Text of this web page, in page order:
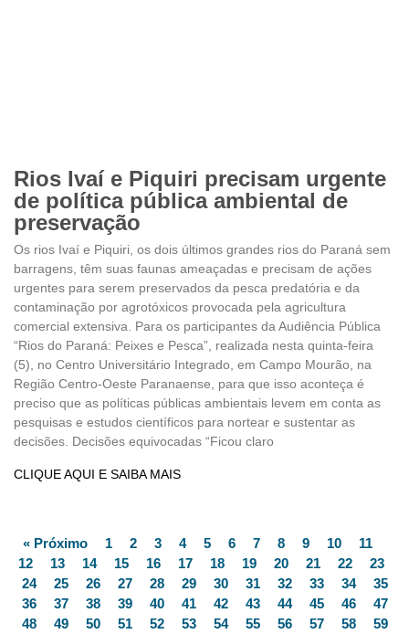
Rios Ivaí e Piquiri precisam urgente
de política pública ambiental de
preservação
Os rios Ivaí e Piquiri, os dois últimos grandes rios do Paraná sem
barragens, têm suas faunas ameaçadas e precisam de ações
urgentes para serem preservados da pesca predatória e da
contaminação por agrotóxicos provocada pela agricultura
comercial extensiva. Para os participantes da Audiência Pública
“Rios do Paraná: Peixes e Pesca”, realizada nesta quinta-feira
(5), no Centro Universitário Integrado, em Campo Mourão, na
Região Centro-Oeste Paranaense, para que isso aconteça é
preciso que as políticas públicas ambientais levem em conta as
pesquisas e estudos científicos para nortear e sustentar as
decisões. Decisões equivocadas “Ficou claro
CLIQUE AQUI E SAIBA MAIS
« Próximo 1 2 3 4 5 6 7 8 9 10
11
12
13 14 15 16 17 18 19 20 21 22
23
24
25 26 27 28 29 30 31 32 33 34
35
36
37 38 39 40 41 42 43 44 45 46
47
48
49 50 51 52 53 54 55 56 57 58
59